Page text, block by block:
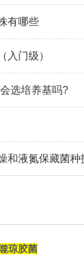
有哪些
入门级）
选培养基吗?
和液氮保藏菌种
琼胶菌